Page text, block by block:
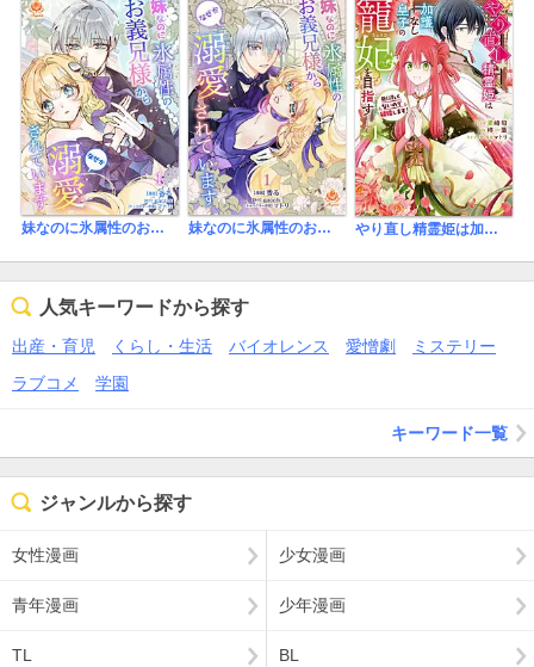
妹なのに氷属性のお義兄様からなぜか溺愛されています【合本版】 妹なのに氷属性のお義兄様からなぜか溺愛されています やり直し精霊姫は加護なし皇子の寵妃を目指す 死にたくないので結婚します！
人気キーワードから探す
出産・育児 くらし・生活 バイオレンス 愛憎劇
ミステリー
ラブコメ
学園
キーワード一覧
ジャンルから探す
女性漫画 少女漫画
青年漫画 少年漫画
TL BL